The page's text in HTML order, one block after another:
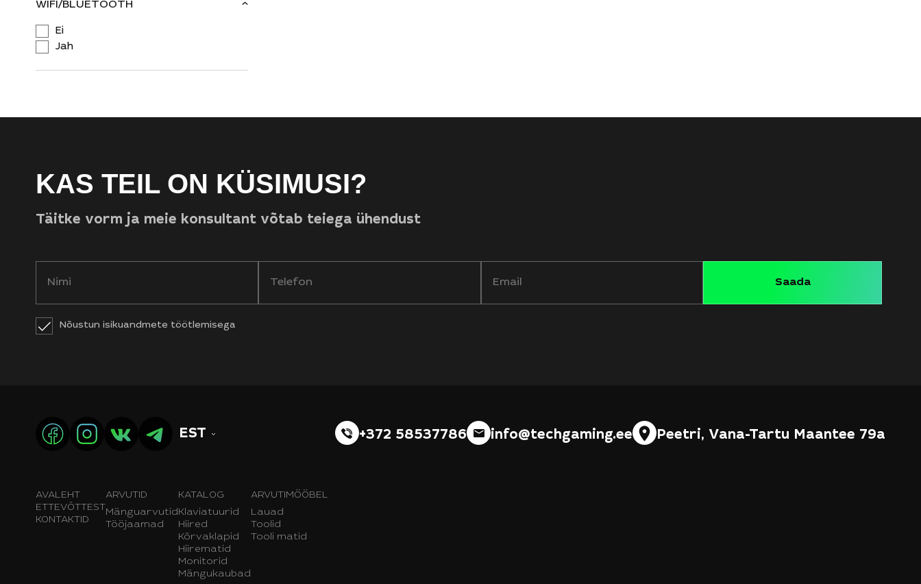
Teie taotlus ei tohi ületada 300 tähemärki
WIFI/BLUETOOTH
Ei
Jah
KAS TEIL ON KÜSIMUSI?
Täitke vorm ja meie konsultant võtab teiega ühendust
Nõustun isikuandmete töötlemisega
EST +372 58537786 info@techgaming.ee Peetri, Vana-Tartu Maantee 79a
AVALEHT
ETTEVÕTTEST
KONTAKTID
ARVUTID
Mänguarvutid
Tööjaamad
KATALOG
Klaviatuurid
Hiired
Kõrvaklapid
Hiirematid
Monitorid
Mängukaubad
ARVUTIMÖÖBEL
Lauad
Toolid
Tooli matid